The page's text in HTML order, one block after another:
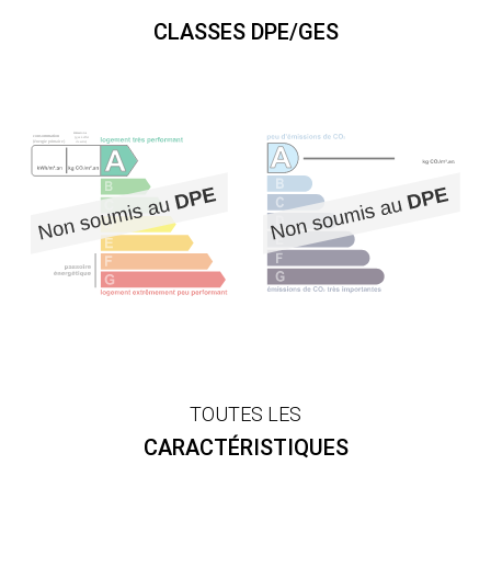
CLASSES DPE/GES
TOUTES LES
CARACTÉRISTIQUES